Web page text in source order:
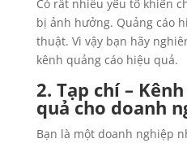
Có rất nhiều yếu tố khiến
bị ảnh hưởng. Quảng cáo
thuật. Vì vậy bạn hãy
kênh quảng cáo hiệu quả.
2. Tạp chí –
quả cho doanh
Bạn là một doanh nghiệp